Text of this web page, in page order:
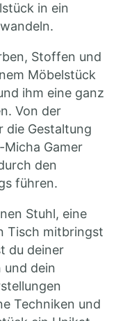
in ein
Stoffen und
Möbelstück
ihm eine ganz
Von der
die Gestaltung
Gamer
den
führen.
Stuhl, eine
Tisch mitbringst
du deiner
und dein
Techniken und